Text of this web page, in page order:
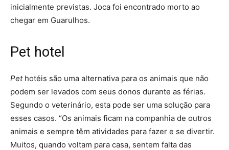
inicialmente previstas. Joca foi encontrado morto ao
chegar em Guarulhos.
Pet hotel
Pet hotéis são uma alternativa para os animais que não
podem ser levados com seus donos durante as férias.
Segundo o veterinário, esta pode ser uma solução para
esses casos. “Os animais ficam na companhia de outros
animais e sempre têm atividades para fazer e se divertir.
Muitos, quando voltam para casa, sentem falta das